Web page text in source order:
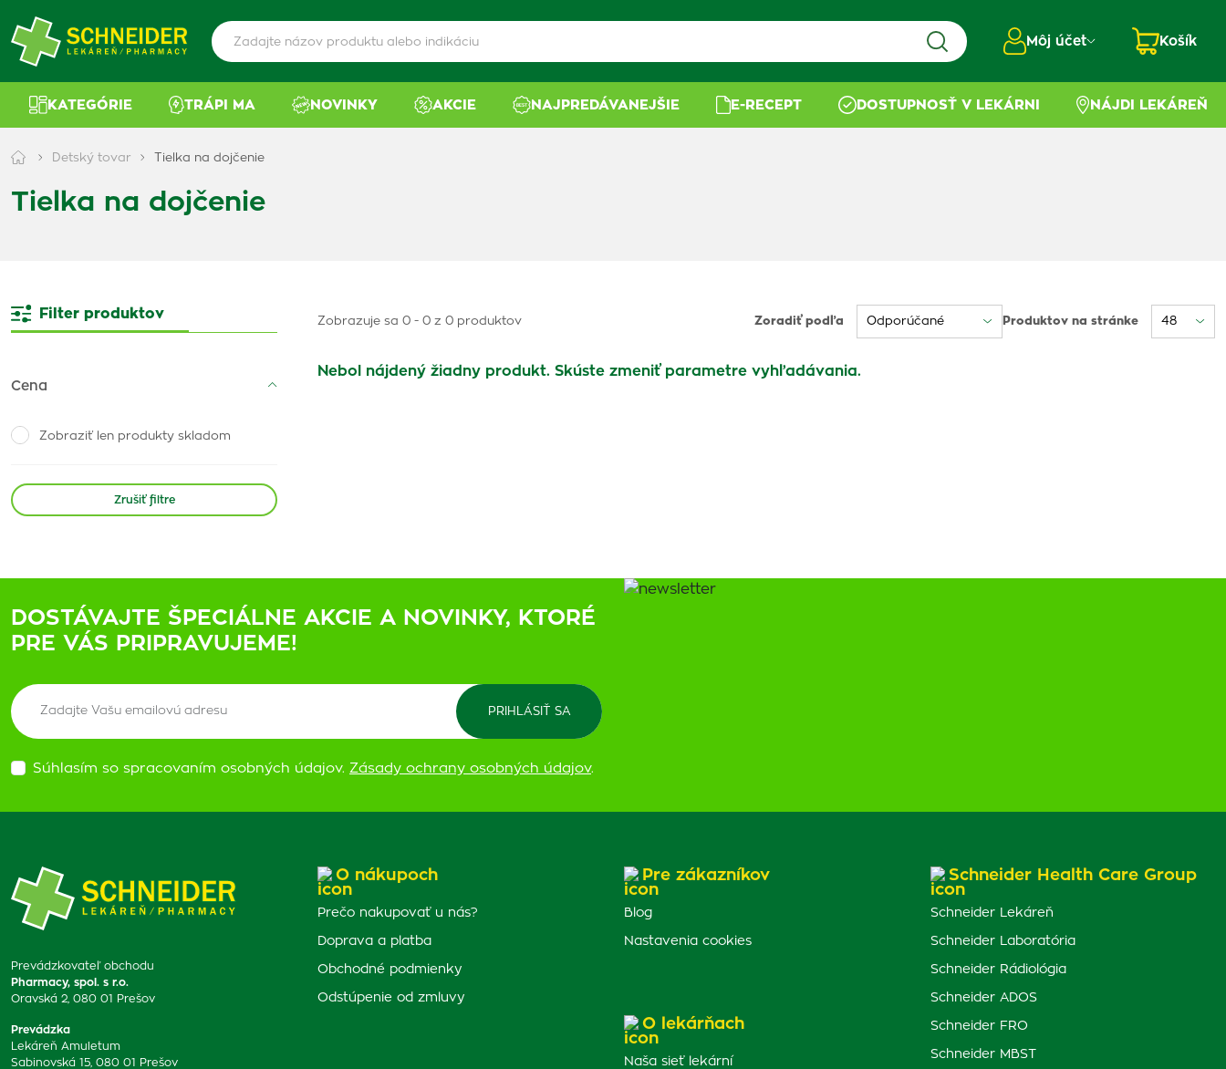
Môj účet Košík
KATEGÓRIE TRÁPI MA NOVINKY AKCIE NAJPREDÁVANEJŠIE E-RECEPT DOSTUPNOSŤ V LEKÁRNI NÁJDI LEKÁREŇ
Detský tovar Tielka na dojčenie
Tielka na dojčenie
Filter produktov
Cena
Zobraziť len produkty skladom
Zrušiť filtre
Zobrazuje sa 0 - 0 z 0 produktov Zoradiť podľa Produktov na stránke
Nebol nájdený žiadny produkt. Skúste zmeniť parametre vyhľadávania.
DOSTÁVAJTE ŠPECIÁLNE AKCIE A NOVINKY, KTORÉ
PRE VÁS PRIPRAVUJEME!
Súhlasím so spracovaním osobných údajov. Zásady ochrany osobných údajov.
Prevádzkovateľ obchodu
Pharmacy, spol. s r.o.
Oravská 2, 080 01 Prešov
Prevádzka
Lekáreň Amuletum
Sabinovská 15, 080 01 Prešov
O nákupoch
Prečo nakupovať u nás?
Doprava a platba
Obchodné podmienky
Odstúpenie od zmluvy
Pre zákazníkov
Blog
Nastavenia cookies
O lekárňach
Naša sieť lekární
Schneider Health Care Group
Schneider Lekáreň
Schneider Laboratória
Schneider Rádiológia
Schneider ADOS
Schneider FRO
Schneider MBST